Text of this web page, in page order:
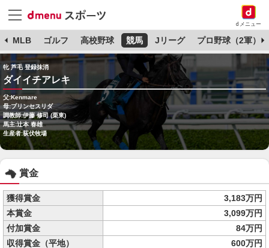
dメニュー
MLB ゴルフ 高校野球 競馬 Jリーグ プロ野球（2軍）
牝 芦毛 登録抹消
ダイイチアレキ
父:Kenmare
母:プリンセスリダ
調教師:伊藤 修司 (栗東)
馬主:辻本 春雄
生産者:荻伏牧場
賞金
獲得賞金
3,183万円
本賞金
3,099万円
付加賞金
84万円
収得賞金（平地）
600万円